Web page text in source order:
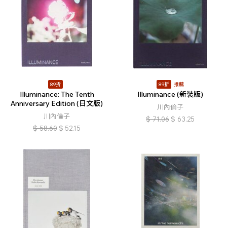
89折
Illuminance: The Tenth
Anniversary Edition (日文版)
川內倫子
$ 58.60 $ 52.15
89折 推薦
Illuminance (新裝版)
川內倫子
$ 71.06 $ 63.25